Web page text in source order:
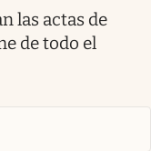
las actas de
de todo el